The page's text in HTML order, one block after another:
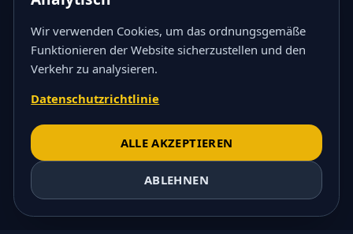
Wir verwenden Cookies, um das ordnungsgemäße
Funktionieren der Website sicherzustellen und den
Verkehr zu analysieren.
Datenschutzrichtlinie
ALLE AKZEPTIEREN
ABLEHNEN